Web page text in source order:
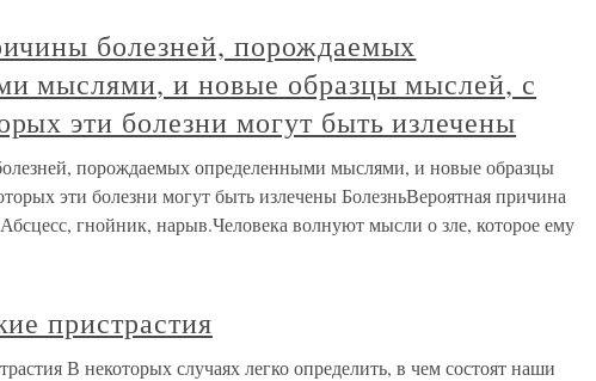
болезней, порождаемых
мыслями, и новые образцы мыслей, с
эти болезни могут быть излечены
порождаемых определенными мыслями, и новые образцы
эти болезни могут быть излечены БолезньВероятная причина
гнойник, нарыв.Человека волнуют мысли о зле, которое ему
пристрастия
В некоторых случаях легко определить, в чем состоят наши